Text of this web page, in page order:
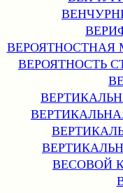
ВЕРОЯТНОСТНАЯ
ВЕРОЯТНОСТЬ
ВЕСОВОЙ